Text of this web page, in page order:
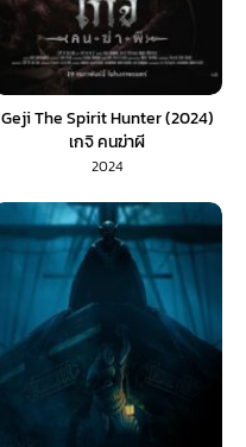
Geji The Spirit Hunter (2024)
เกจิ คนฆ่าผี
2024